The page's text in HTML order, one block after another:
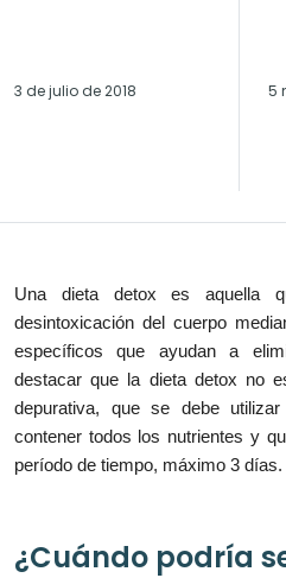
3 de julio de 2018 5
Una dieta detox es aquella
desintoxicación del cuerpo
específicos que ayudan a
destacar que la dieta detox no
depurativa, que se debe
contener todos los nutrientes y
período de tiempo, máximo 3 días.
¿Cuándo podría